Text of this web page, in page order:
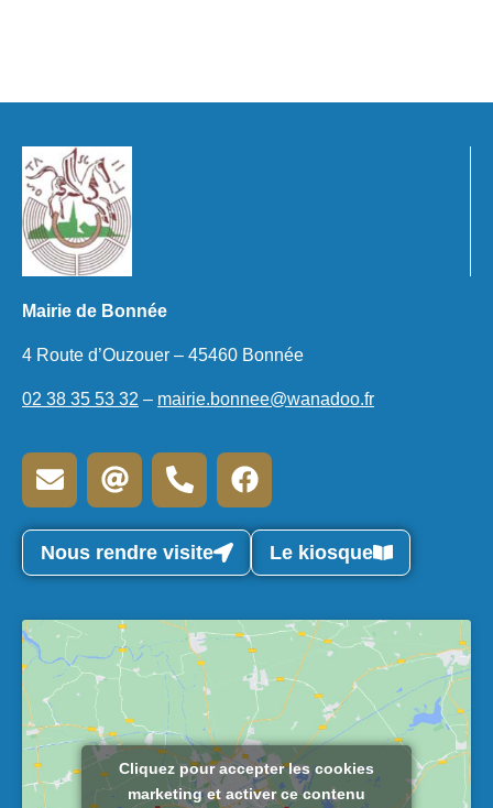
Mairie de Bonnée
4 Route d’Ouzouer – 45460 Bonnée
02 38 35 53 32 – mairie.bonnee@wanadoo.fr
Nous rendre visite Le kiosque
Cliquez pour accepter les cookies
marketing et activer ce contenu